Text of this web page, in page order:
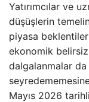
Yatırımcılar ve
düşüşlerin
piyasa
ekonomik
dalgalanmalar da
Mayıs 2026